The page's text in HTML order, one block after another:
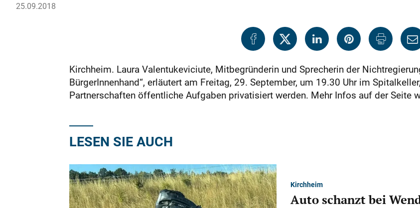
25.09.2018
Kirchheim. Laura Valentukeviciute, Mitbegründerin und Sprecherin der
BürgerInnenhand“, erläutert am Freitag, 29. September, um 19.30 Uhr im
Partnerschaften öffentliche Aufgaben privatisiert werden. Mehr Infos auf der Seite
LESEN SIE AUCH
Kirchheim
Auto schanzt bei